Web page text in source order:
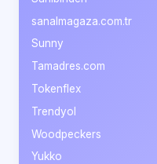
sanalmagaza.com.tr
Sunny
Tamadres.com
Tokenflex
Trendyol
Woodpeckers
Yukko